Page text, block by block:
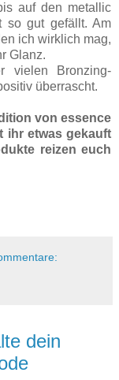
auf den metallic
so gut gefällt. Am
ich wirklich mag,
Glanz.
vielen Bronzing-
überrascht.
von essence
ihr etwas gekauft
reizen euch
dein